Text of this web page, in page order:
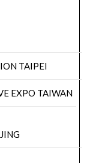
TAIPEI
EXPO TAIWAN